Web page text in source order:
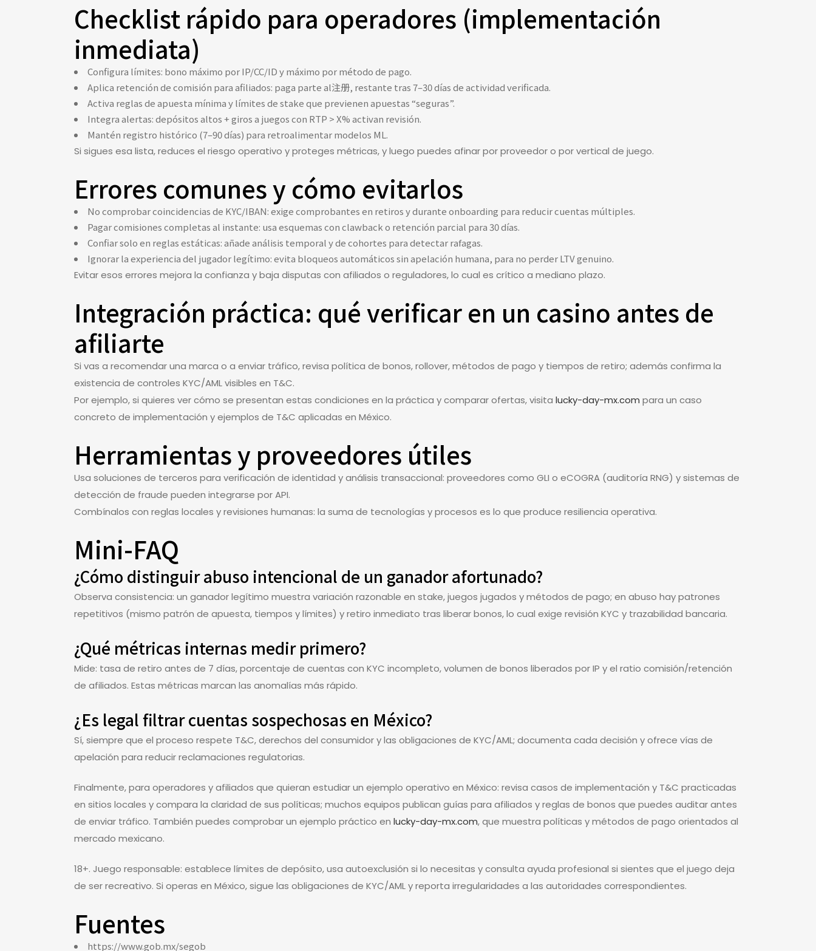
Checklist rápido para operadores (implementación
inmediata)
Configura límites: bono máximo por IP/CC/ID y máximo por método de pago.
Aplica retención de comisión para afiliados: paga parte al注册, restante tras 7–30 días de actividad verificada.
Activa reglas de apuesta mínima y límites de stake que previenen apuestas “seguras”.
Integra alertas: depósitos altos + giros a juegos con RTP > X% activan revisión.
Mantén registro histórico (7–90 días) para retroalimentar modelos ML.
Si sigues esa lista, reduces el riesgo operativo y proteges métricas, y luego puedes afinar por proveedor o por vertical de juego.
Errores comunes y cómo evitarlos
No comprobar coincidencias de KYC/IBAN: exige comprobantes en retiros y durante onboarding para reducir cuentas múltiples.
Pagar comisiones completas al instante: usa esquemas con clawback o retención parcial para 30 días.
Confiar solo en reglas estáticas: añade análisis temporal y de cohortes para detectar rafagas.
Ignorar la experiencia del jugador legítimo: evita bloqueos automáticos sin apelación humana, para no perder LTV genuino.
Evitar esos errores mejora la confianza y baja disputas con afiliados o reguladores, lo cual es crítico a mediano plazo.
Integración práctica: qué verificar en un casino antes de
afiliarte
Si vas a recomendar una marca o a enviar tráfico, revisa política de bonos, rollover, métodos de pago y tiempos de retiro; además confirma la
existencia de controles KYC/AML visibles en T&C.
Por ejemplo, si quieres ver cómo se presentan estas condiciones en la práctica y comparar ofertas, visita lucky-day-mx.com para un caso
concreto de implementación y ejemplos de T&C aplicadas en México.
Herramientas y proveedores útiles
Usa soluciones de terceros para verificación de identidad y análisis transaccional: proveedores como GLI o eCOGRA (auditoría RNG) y sistemas de
detección de fraude pueden integrarse por API.
Combínalos con reglas locales y revisiones humanas: la suma de tecnologías y procesos es lo que produce resiliencia operativa.
Mini-FAQ
¿Cómo distinguir abuso intencional de un ganador afortunado?
Observa consistencia: un ganador legítimo muestra variación razonable en stake, juegos jugados y métodos de pago; en abuso hay patrones
repetitivos (mismo patrón de apuesta, tiempos y límites) y retiro inmediato tras liberar bonos, lo cual exige revisión KYC y trazabilidad bancaria.
¿Qué métricas internas medir primero?
Mide: tasa de retiro antes de 7 días, porcentaje de cuentas con KYC incompleto, volumen de bonos liberados por IP y el ratio comisión/retención
de afiliados. Estas métricas marcan las anomalías más rápido.
¿Es legal filtrar cuentas sospechosas en México?
Sí, siempre que el proceso respete T&C, derechos del consumidor y las obligaciones de KYC/AML; documenta cada decisión y ofrece vías de
apelación para reducir reclamaciones regulatorias.
Finalmente, para operadores y afiliados que quieran estudiar un ejemplo operativo en México: revisa casos de implementación y T&C practicadas
en sitios locales y compara la claridad de sus políticas; muchos equipos publican guías para afiliados y reglas de bonos que puedes auditar antes
de enviar tráfico. También puedes comprobar un ejemplo práctico en lucky-day-mx.com, que muestra políticas y métodos de pago orientados al
mercado mexicano.
18+. Juego responsable: establece límites de depósito, usa autoexclusión si lo necesitas y consulta ayuda profesional si sientes que el juego deja
de ser recreativo. Si operas en México, sigue las obligaciones de KYC/AML y reporta irregularidades a las autoridades correspondientes.
Fuentes
https://www.gob.mx/segob